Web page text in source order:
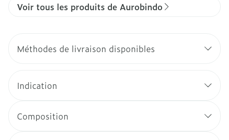
Voir tous les produits de Aurobindo
Méthodes de livraison disponibles
Indication
Composition